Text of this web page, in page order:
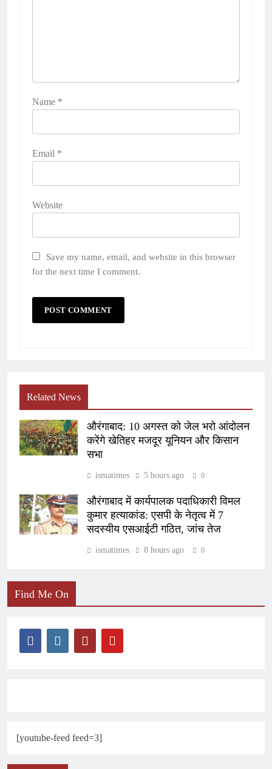
Name *
Email *
Website
Save my name, email, and website in this browser
for the next time I comment.
Related News
औरंगाबाद: 10 अगस्त को जेल भरो आंदोलन
करेंगे खेतिहर मजदूर यूनियन और किसान
सभा
ismatimes 5 hours ago 0
औरंगाबाद में कार्यपालक पदाधिकारी विमल
कुमार हत्याकांड: एसपी के नेतृत्व में 7
सदस्यीय एसआईटी गठित, जांच तेज
ismatimes 8 hours ago 0
Find Me On
[youtube-feed feed=3]